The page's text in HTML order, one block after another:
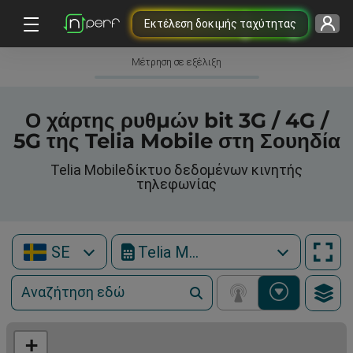
Εκτέλεση δοκιμής ταχύτητας
Μέτρηση σε εξέλιξη
Ο χάρτης ρυθμών bit 3G / 4G /
5G της Telia Mobile στη Σουηδία
Telia Mobileδίκτυο δεδομένων κινητής
τηλεφωνίας
SE Telia Mobile
+